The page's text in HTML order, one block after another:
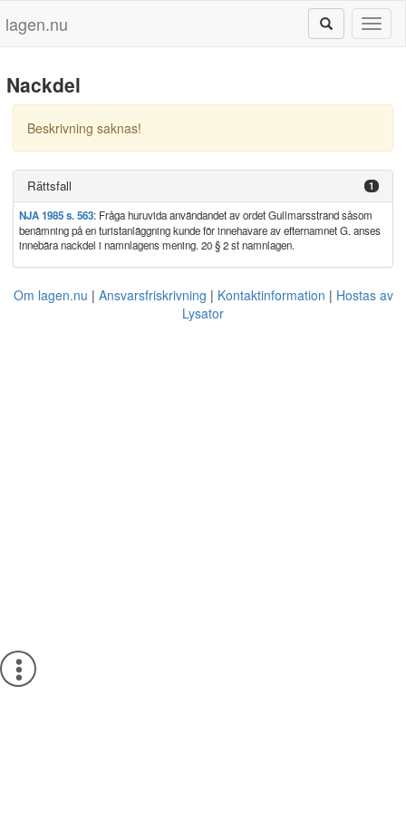
lagen.nu
Nackdel
Beskrivning saknas!
Rättsfall 1
NJA 1985 s. 563: Fråga huruvida användandet av ordet Gullmarsstrand såsom
benämning på en turistanläggning kunde för innehavare av efternamnet G. anses
innebära nackdel i namnlagens mening. 20 § 2 st namnlagen.
Om lagen.nu Ansvarsfriskrivning Kontaktinformation
Hostas av
Lysator